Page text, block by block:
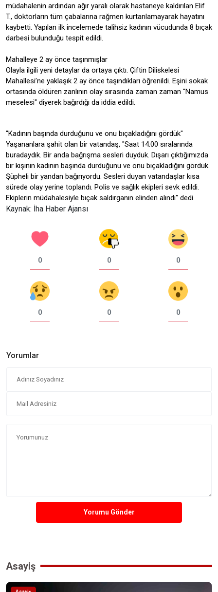
müdahalenin ardından ağır yaralı olarak hastaneye kaldırılan Elif
T., doktorların tüm çabalarına rağmen kurtarılamayarak hayatını
kaybetti. Yapılan ilk incelemede talihsiz kadının vücudunda 8 bıçak
darbesi bulunduğu tespit edildi.
Mahalleye 2 ay önce taşınmışlar
Olayla ilgili yeni detaylar da ortaya çıktı. Çiftin Diliskelesi
Mahallesi’ne yaklaşık 2 ay önce taşındıkları öğrenildi. Eşini sokak
ortasında öldüren zanlının olay sırasında zaman zaman "Namus
meselesi" diyerek bağırdığı da iddia edildi.
"Kadının başında durduğunu ve onu bıçakladığını gördük"
Yaşananlara şahit olan bir vatandaş, "Saat 14.00 sıralarında
buradaydık. Bir anda bağrışma sesleri duyduk. Dışarı çıktığımızda
bir kişinin kadının başında durduğunu ve onu bıçakladığını gördük.
Şüpheli bir yandan bağırıyordu. Sesleri duyan vatandaşlar kısa
sürede olay yerine toplandı. Polis ve sağlık ekipleri sevk edildi.
Ekiplerin müdahalesiyle bıçak saldırganın elinden alındı" dedi.
Kaynak: İha Haber Ajansı
0 0 0
0 0 0
Yorumlar
Yorumu Gönder
Asayiş